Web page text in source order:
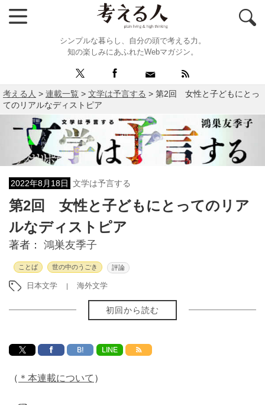
シンプルな暮らし、自分の頭で考える力。
知の楽しみにあふれたWebマガジン。
考える人 > 連載一覧 > 文学は予言する > 第2回 女性と子どもにとっ
てのリアルなディストピア
2022年8月18日 文学は予言する
第2回 女性と子どもにとってのリア
ルなディストピア
著者： 鴻巣友季子
ことば 世の中のうごき 評論
日本文学 海外文学
初回から読む
B! LINE
（ ＊本連載について ）